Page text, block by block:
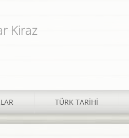
Kiraz
TÜRK TARIHI